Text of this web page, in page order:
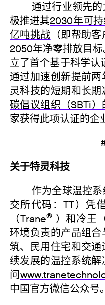
通过行业领先的
极推进其2030年可
亿吨挑战 （即帮助
2050年净零排放目
立了首个基于科学认
通过加速创新提前
灵科技的短期和长
碳倡议组织（SBTi
家获得此项认证的企
关于特灵科技
作为全球温控系
交所代码：TT）凭
（Trane®）和冷王
环境负责的产品组
筑、民用住宅和交
续发展的温控系统
问
中国官方微信公众号。